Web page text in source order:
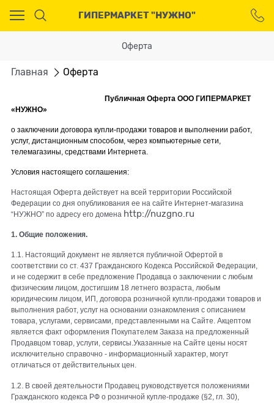
ГИПЕРМАРКЕТ "НУЖНО"
Оферта
Главная Оферта
Публичная Оферта ООО ГИПЕРМАРКЕТ
«НУЖНО»
о заключении договора купли-продажи товаров и выполнении работ,
услуг, дистанционным способом, через компьютерные сети,
телемагазины, средствами Интернета.
Условия настоящего соглашения:
Настоящая Оферта действует на всей территории Российской
Федерации со дня опубликования ее на сайте Интернет-магазина
“НУЖНО” по адресу его домена http://nuzgno.ru
1. Общие положения.
1.1. Настоящий документ не является публичной Офертой в
соответствии со ст. 437 Гражданского Кодекса Российской Федерации,
и не содержит в себе предложение Продавца о заключении с любым
физическим лицом, достигшим 18 летнего возраста, любым
юридическим лицом, ИП, договора розничной купли-продажи товаров и
выполнения работ, услуг на основании ознакомления с описанием
товара, услугами, сервисами, представленными на Сайте. Акцептом
является факт оформления Покупателем Заказа на предложенный
Продавцом товар, услуги, сервисы.Указанные на Сайте цены носят
исключительно справочно - информационный характер, могут
отличаться от действительных цен.
1.2. В своей деятельности Продавец руководствуется положениями
Гражданского кодекса РФ о розничной купле-продаже (§2, гл. 30),
Ваш город - Москва,
угадали?